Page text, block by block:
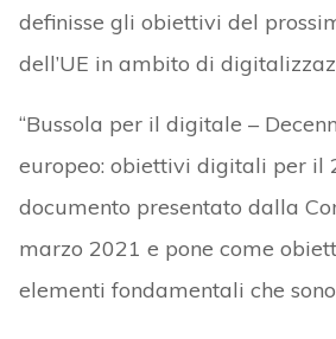
definisse gli obiettivi del
dell’UE in ambito di
“Bussola per il digitale –
europeo: obiettivi digitali per il
documento presentato dalla
marzo 2021 e pone come
elementi fondamentali che